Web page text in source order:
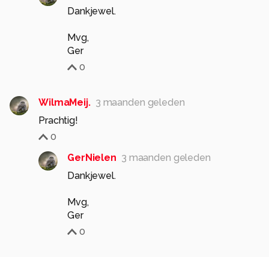
Dankjewel.
Mvg,
Ger
0
WilmaMeij. 3 maanden geleden
Prachtig!
0
GerNielen 3 maanden geleden
Dankjewel.
Mvg,
Ger
0